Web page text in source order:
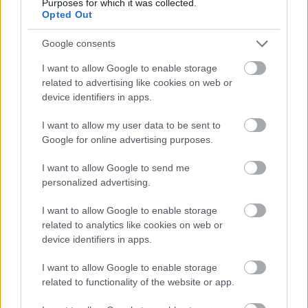
Purposes for which it was collected.
Opted Out
Google consents
I want to allow Google to enable storage
related to advertising like cookies on web or
device identifiers in apps.
I want to allow my user data to be sent to
Google for online advertising purposes.
I want to allow Google to send me
personalized advertising.
I want to allow Google to enable storage
related to analytics like cookies on web or
device identifiers in apps.
I want to allow Google to enable storage
related to functionality of the website or app.
íz jelenjen meg a kencében.
Ne féljünk a kenyér helyett mást választani! Jó
ötlet lehet például bármilyen pékárú, a
burgonya, lepény, vagy akár a tenger
osztriga.
A krém 30 százalék vodkát tartalmaz, egy
átlagos alkoholtartalmú vodka esetén ez
olyan, mintha egy 12 százalékos bort innánk.
Emiatt inkább este együk, amikor bár biztosan
fontos tárgyaláson részt vennünk.